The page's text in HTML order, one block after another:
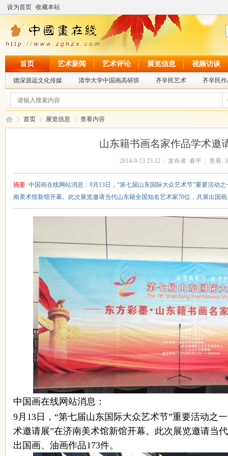
设为首页 收藏本站
首页 艺术新闻 艺术评论 展览信息 视频访谈
德深源远文化传媒 清华大学中国画高研班 齐辛民艺术 齐辛民
首页 展览信息 查看内容
山东籍书画名家作品学术邀
2014-9-13 23:32 发布者: 春平 查看:
摘要: 中国画在线网站消息：9月13日，“第七届山东国际大众艺术节”重要活动
南美术馆新馆开幕。此次展览邀请当代山东籍全国知名艺术家70位，共展出国画
中国画在线网站消息：
9月13日，“第七届山东国际大众艺术节”重要活动之
术邀请展”在济南美术馆新馆开幕。此次展览邀请当
出国画、油画作品173件。